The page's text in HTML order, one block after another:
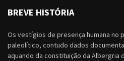
BREVE HISTÓRIA
Os vestígios de presença humana no
paleolítico, contudo dados
aquando da constituição da Albergria